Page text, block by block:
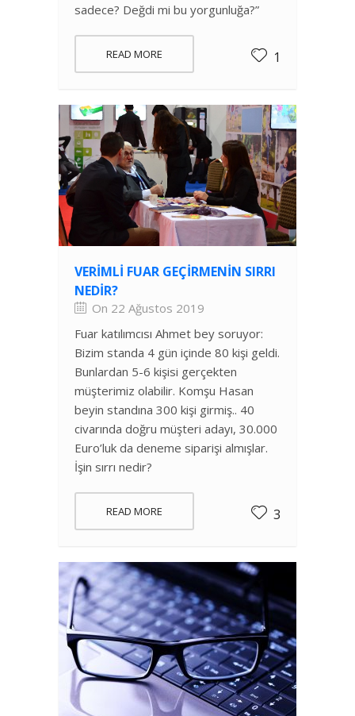
sadece? Değdi mi bu yorgunluğa?”
READ MORE 1
VERIMLI FUAR GEÇIRMENIN SIRRI
NEDIR?
On 22 Ağustos 2019
Fuar katılımcısı Ahmet bey soruyor:
Bizim standa 4 gün içinde 80 kişi geldi.
Bunlardan 5-6 kişisi gerçekten
müşterimiz olabilir. Komşu Hasan
beyin standına 300 kişi girmiş.. 40
civarında doğru müşteri adayı, 30.000
Euro’luk da deneme siparişi almışlar.
İşin sırrı nedir?
READ MORE 3